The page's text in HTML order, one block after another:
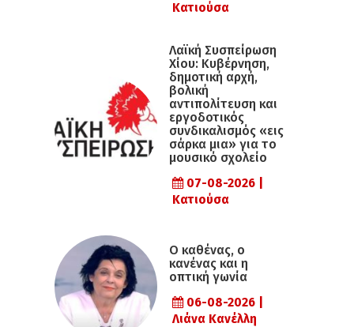
Κατιούσα
Λαϊκή Συσπείρωση
Χίου: Κυβέρνηση,
δημοτική αρχή,
βολική
αντιπολίτευση και
εργοδοτικός
συνδικαλισμός «εις
σάρκα μια» για το
μουσικό σχολείο
07-08-2026 |
Κατιούσα
Ο καθένας, ο
κανένας και η
οπτική γωνία
06-08-2026 |
Λιάνα Κανέλλη